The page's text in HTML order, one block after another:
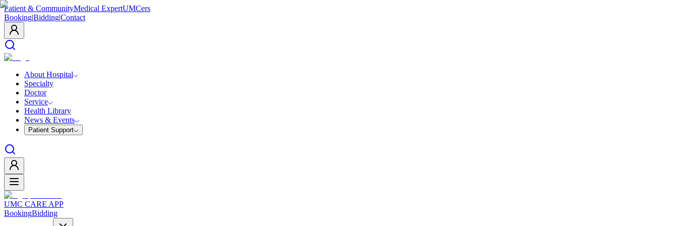
Patient & CommunityMedical ExpertUMCers
Booking|Bidding|Contact
About Hospital
Specialty
Doctor
Service
Health Library
News & Events
Patient Support
UMC CARE APP
BookingBidding